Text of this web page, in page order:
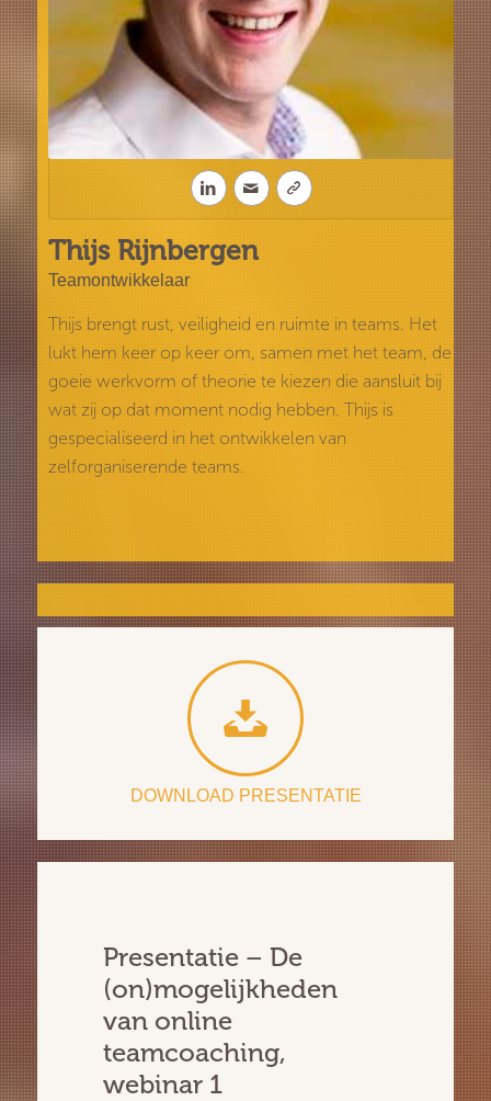
Thijs Rijnbergen
Teamontwikkelaar
Thijs brengt rust, veiligheid en ruimte in teams. Het
lukt hem keer op keer om, samen met het team, de
goeie werkvorm of theorie te kiezen die aansluit bij
wat zij op dat moment nodig hebben. Thijs is
gespecialiseerd in het ontwikkelen van
zelforganiserende teams.
DOWNLOAD PRESENTATIE
Presentatie – De
(on)mogelijkheden
van online
teamcoaching,
webinar 1